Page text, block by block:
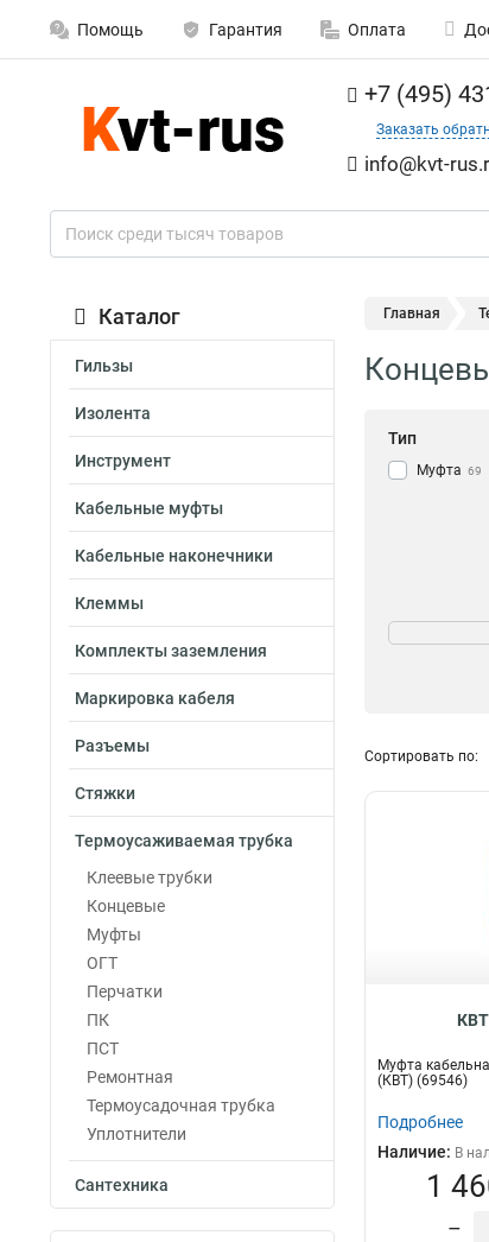
Помощь Гарантия Оплата
+7 (495)
Заказать
info@kvt-
Каталог
Гильзы
Изолента
Инструмент
Кабельные муфты
Кабельные наконечники
Клеммы
Комплекты заземления
Маркировка кабеля
Разъемы
Стяжки
Термоусаживаемая трубка
Клеевые трубки
Концевые
Муфты
ОГТ
Перчатки
ПК
ПСТ
Ремонтная
Термоусадочная трубка
Уплотнители
Сантехника
Главная
Тип
Муфта 69
Сортировать по:
Муфта
(КВТ) (69546)
Подробнее
Наличие: В
1
–